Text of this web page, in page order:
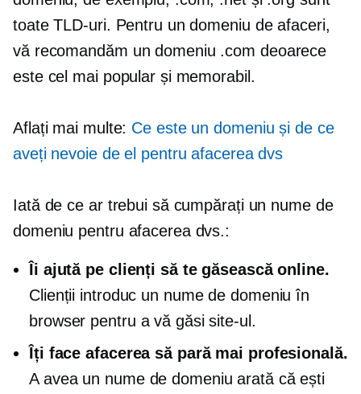
toate TLD-uri. Pentru un domeniu de afaceri,
vă recomandăm un domeniu .com deoarece
este cel mai popular și memorabil.
Aflați mai multe: Ce este un domeniu și de ce
aveți nevoie de el pentru afacerea dvs
Iată de ce ar trebui să cumpărați un nume de
domeniu pentru afacerea dvs.:
Îi ajută pe clienți să te găsească online.
Clienții introduc un nume de domeniu în
browser pentru a vă găsi site-ul.
Îți face afacerea să pară mai profesională.
A avea un nume de domeniu arată că ești